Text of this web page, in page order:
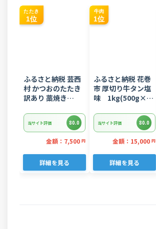
たたき
1位
ふるさと納税 芸西
村 かつおのたたき
訳あり 藁焼き
【KYF027】
当サイト評価 80.0
金額：7,500 円
詳細を見る
牛肉
1位
ふるさと納税 花巻
市 厚切り牛タン塩
味 1kg(500g×2
当サイト評価 80.0
金額：15,000 円
詳細を見る